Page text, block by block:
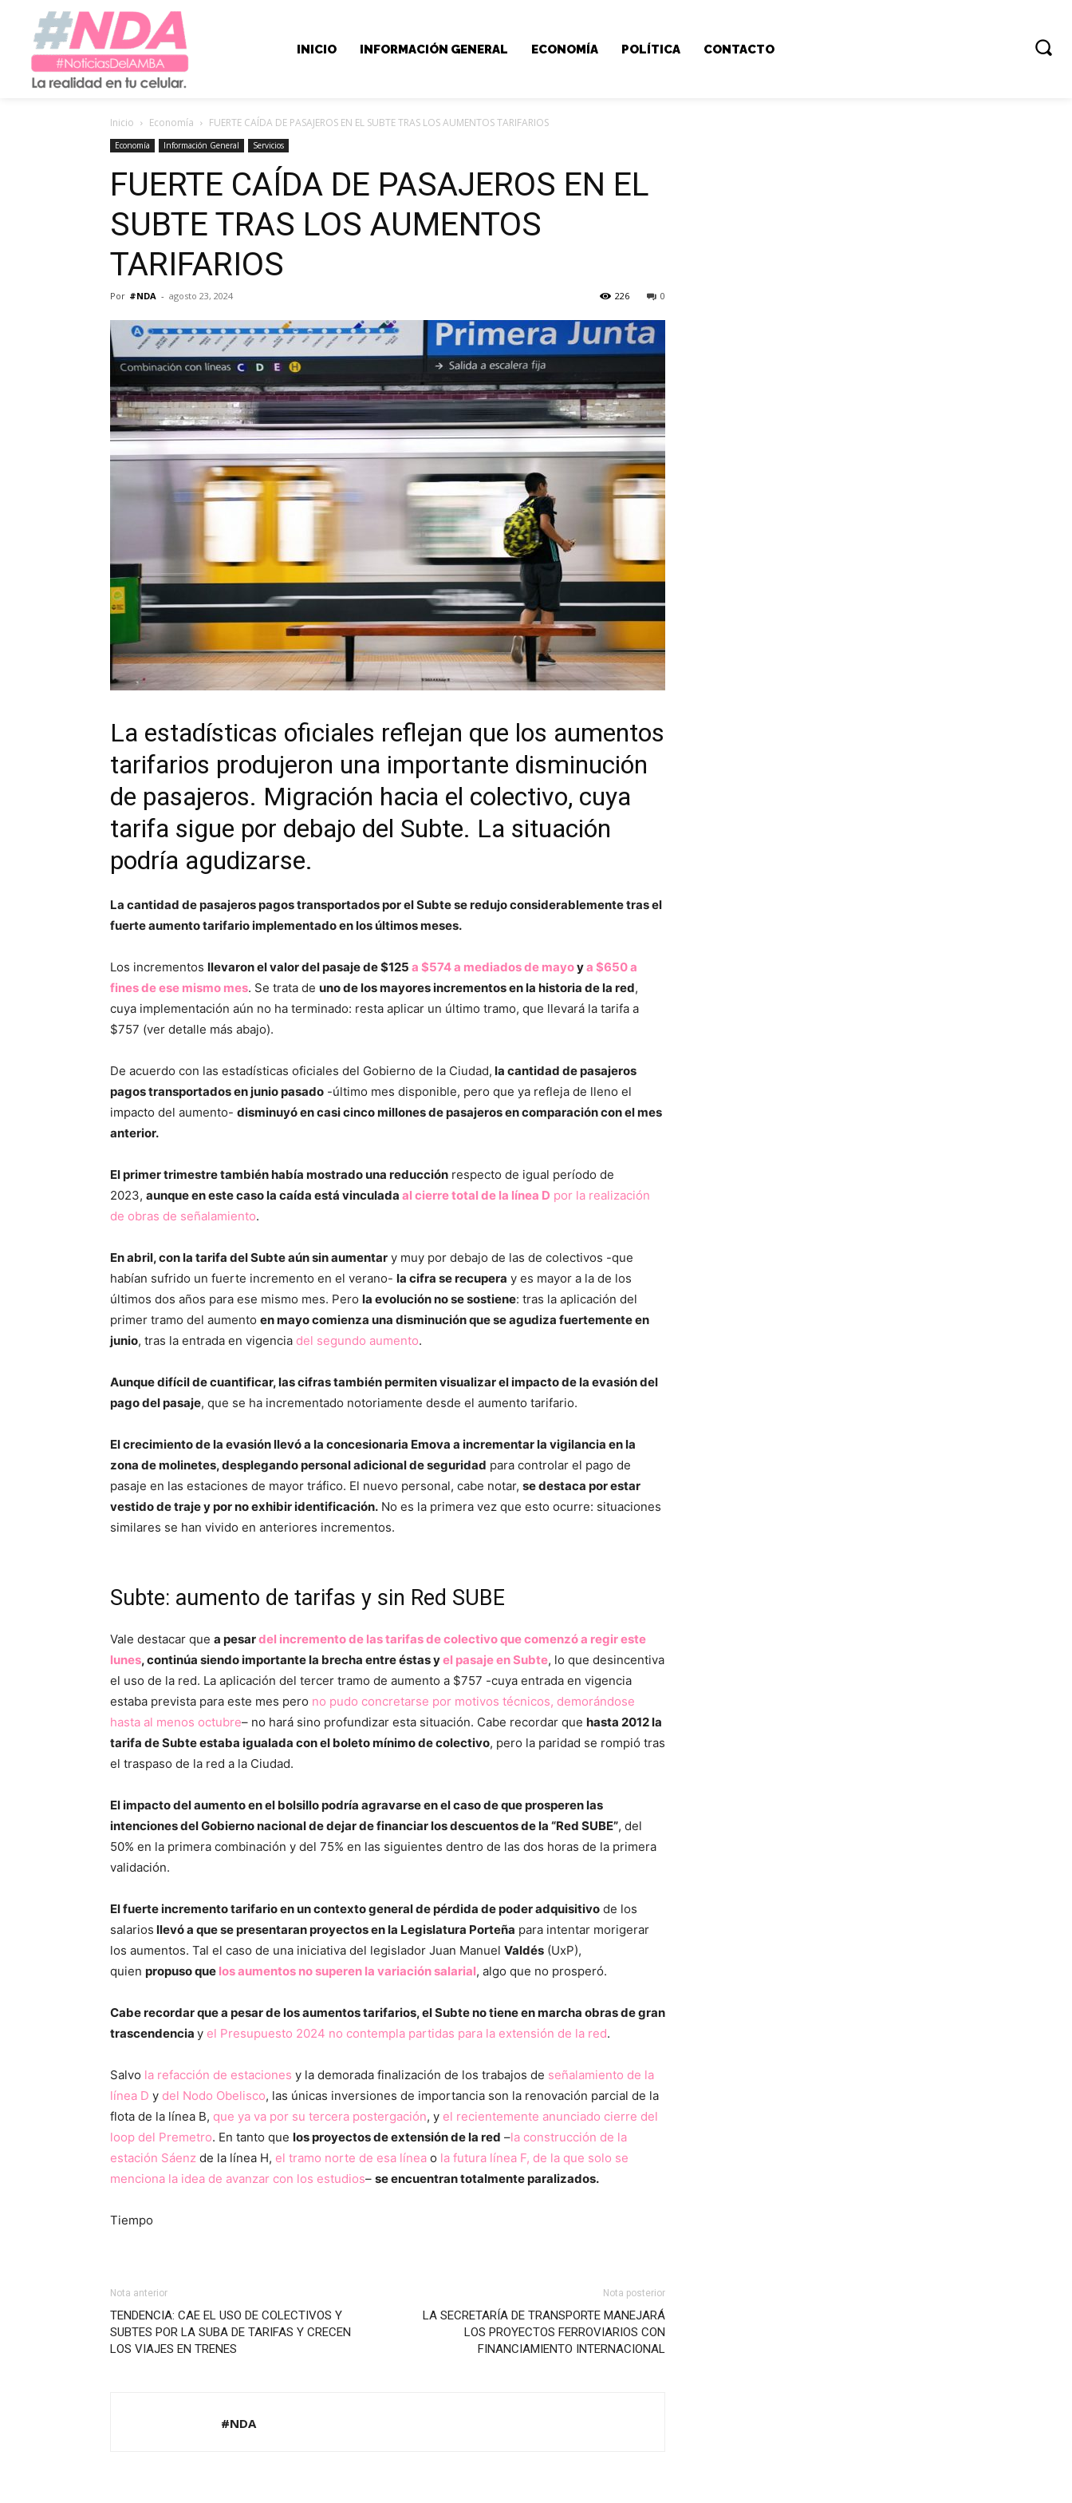
INICIO INFORMACIÓN GENERAL ECONOMÍA POLÍTICA CONTACTO
Inicio Economía FUERTE CAÍDA DE PASAJEROS EN EL SUBTE TRAS LOS AUMENTOS TARIFARIOS
Economía Información General Servicios
FUERTE CAÍDA DE PASAJEROS EN EL
SUBTE TRAS LOS AUMENTOS
TARIFARIOS
Por #NDA - agosto 23, 2024 0
226
La estadísticas oficiales reflejan que los aumentos
tarifarios produjeron una importante disminución
de pasajeros. Migración hacia el colectivo, cuya
tarifa sigue por debajo del Subte. La situación
podría agudizarse.
La cantidad de pasajeros pagos transportados por el Subte se redujo considerablemente tras el
fuerte aumento tarifario implementado en los últimos meses.
Los incrementos llevaron el valor del pasaje de $125 a $574 a mediados de mayoya $650 a
fines de ese mismo mes. Se trata de uno de los mayores incrementos en la historia de la red,
cuya implementación aún no ha terminado: resta aplicar un último tramo, que llevará la tarifa a
$757 (ver detalle más abajo).
De acuerdo con las estadísticas oficiales del Gobierno de la Ciudad, la cantidad de pasajeros
pagos transportados en junio pasado -último mes disponible, pero que ya refleja de lleno el
impacto del aumento- disminuyó en casi cinco millones de pasajeros en comparación con el mes
anterior.
El primer trimestre también había mostrado una reducción respecto de igual período de
2023, aunque en este caso la caída está vinculada al cierre total de la línea D por la realización
de obras de señalamiento.
En abril, con la tarifa del Subte aún sin aumentar y muy por debajo de las de colectivos -que
habían sufrido un fuerte incremento en el verano- la cifra se recupera y es mayor a la de los
últimos dos años para ese mismo mes. Pero la evolución no se sostiene: tras la aplicación del
primer tramo del aumento en mayo comienza una disminución que se agudiza fuertemente en
junio, tras la entrada en vigencia del segundo aumento.
Aunque difícil de cuantificar, las cifras también permiten visualizar el impacto de la evasión del
pago del pasaje, que se ha incrementado notoriamente desde el aumento tarifario.
El crecimiento de la evasión llevó a la concesionaria Emova a incrementar la vigilancia en la
zona de molinetes, desplegando personal adicional de seguridad para controlar el pago de
pasaje en las estaciones de mayor tráfico. El nuevo personal, cabe notar, se destaca por estar
vestido de traje y por no exhibir identificación. No es la primera vez que esto ocurre: situaciones
similares se han vivido en anteriores incrementos.
Subte: aumento de tarifas y sin Red SUBE
Vale destacar que a pesardel incremento de las tarifas de colectivo que comenzó a regir este
lunes, continúa siendo importante la brecha entre éstas yel pasaje en Subte, lo que desincentiva
el uso de la red. La aplicación del tercer tramo de aumento a $757 -cuya entrada en vigencia
estaba prevista para este mes pero no pudo concretarse por motivos técnicos, demorándose
hasta al menos octubre– no hará sino profundizar esta situación. Cabe recordar que hasta 2012 la
tarifa de Subte estaba igualada con el boleto mínimo de colectivo, pero la paridad se rompió tras
el traspaso de la red a la Ciudad.
El impacto del aumento en el bolsillo podría agravarse en el caso de que prosperen las
intenciones del Gobierno nacional de dejar de financiar los descuentos de la “Red SUBE”, del
50% en la primera combinación y del 75% en las siguientes dentro de las dos horas de la primera
validación.
El fuerte incremento tarifario en un contexto general de pérdida de poder adquisitivo de los
salarios llevó a que se presentaran proyectos en la Legislatura Porteña para intentar morigerar
los aumentos. Tal el caso de una iniciativa del legislador Juan Manuel Valdés (UxP),
quien propuso que los aumentos no superen la variación salarial, algo que no prosperó.
Cabe recordar que a pesar de los aumentos tarifarios, el Subte no tiene en marcha obras de gran
trascendencia y el Presupuesto 2024 no contempla partidas para la extensión de la red.
Salvo la refacción de estaciones y la demorada finalización de los trabajos de señalamiento de la
línea D y del Nodo Obelisco, las únicas inversiones de importancia son la renovación parcial de la
flota de la línea B, que ya va por su tercera postergación, y el recientemente anunciado cierre del
loop del Premetro. En tanto que los proyectos de extensión de la red –la construcción de la
estación Sáenz de la línea H, el tramo norte de esa línea o la futura línea F, de la que solo se
menciona la idea de avanzar con los estudios– se encuentran totalmente paralizados.
Tiempo
Nota anterior
TENDENCIA: CAE EL USO DE COLECTIVOS Y
SUBTES POR LA SUBA DE TARIFAS Y CRECEN
LOS VIAJES EN TRENES
Nota posterior
LA SECRETARÍA DE TRANSPORTE MANEJARÁ
LOS PROYECTOS FERROVIARIOS CON
FINANCIAMIENTO INTERNACIONAL
#NDA